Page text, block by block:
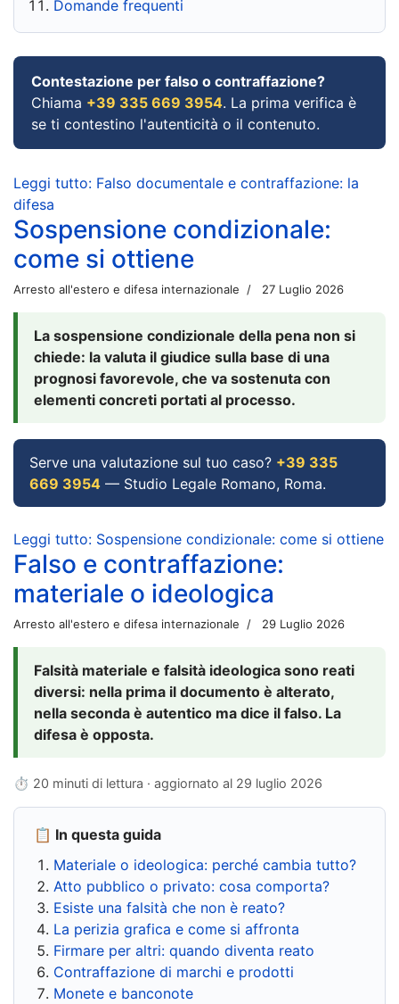
Domande frequenti
Contestazione per falso o contraffazione?
Chiama +39 335 669 3954. La prima verifica è
se ti contestino l'autenticità o il contenuto.
Leggi tutto: Falso documentale e contraffazione: la
difesa
Sospensione condizionale:
come si ottiene
Arresto all'estero e difesa internazionale 27 Luglio 2026
La sospensione condizionale della pena non si
chiede: la valuta il giudice sulla base di una
prognosi favorevole, che va sostenuta con
elementi concreti portati al processo.
Serve una valutazione sul tuo caso? +39 335
669 3954 — Studio Legale Romano, Roma.
Leggi tutto: Sospensione condizionale: come si ottiene
Falso e contraffazione:
materiale o ideologica
Arresto all'estero e difesa internazionale 29 Luglio 2026
Falsità materiale e falsità ideologica sono reati
diversi: nella prima il documento è alterato,
nella seconda è autentico ma dice il falso. La
difesa è opposta.
⏱ 20 minuti di lettura · aggiornato al 29 luglio 2026
📋 In questa guida
Materiale o ideologica: perché cambia tutto?
Atto pubblico o privato: cosa comporta?
Esiste una falsità che non è reato?
La perizia grafica e come si affronta
Firmare per altri: quando diventa reato
Contraffazione di marchi e prodotti
Monete e banconote